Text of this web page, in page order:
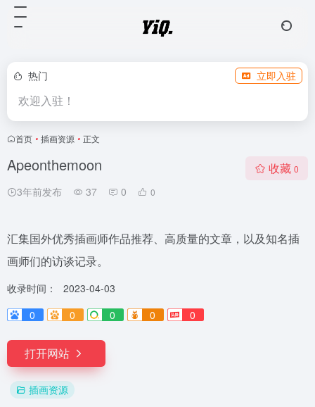
热门 立即入驻
欢迎入驻！
首页 • 插画资源 • 正文
Apeonthemoon
3年前发布 37 0 0
收藏 0
汇集国外优秀插画师作品推荐、高质量的文章，以及知名插
画师们的访谈记录。
收录时间：
2023-04-03
0
0 0 0 0
打开网站
插画资源